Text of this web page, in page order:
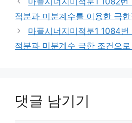
적분과 미분계수를 이용한 극
마플시너지미적분1 1084
적분과 미분계수 극한 조건으
댓글 남기기